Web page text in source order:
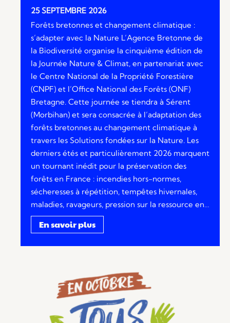
25 SEPTEMBRE 2026
Forêts bretonnes et changement climatique :
s’adapter avec la Nature L’Agence Bretonne de
la Biodiversité organise la cinquième édition de
la Journée Nature & Climat, en partenariat avec
le Centre National de la Propriété Forestière
(CNPF) et l’Office National des Forêts (ONF)
Bretagne. Cette journée se tiendra à Sérent
(Morbihan) et sera consacrée à l’adaptation des
forêts bretonnes au changement climatique à
travers les Solutions fondées sur la Nature. Les
derniers étés et particulièrement 2026 marquent
un tournant inédit pour la préservation des
forêts en France : incendies hors-normes,
sécheresses à répétition, tempêtes hivernales,
maladies, ravageurs, pression sur la ressource en…
En savoir plus